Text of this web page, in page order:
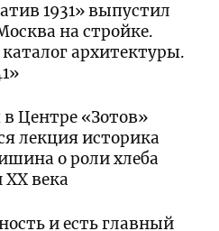
1931» выпустил
на стройке.
архитектуры.
Центре «Зотов»
лекция историка
о роли хлеба
XX века
и есть главный